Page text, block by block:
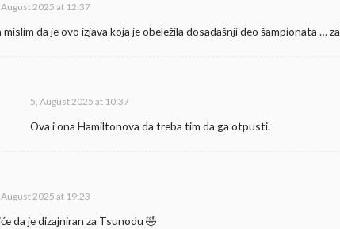
August 2025 at 12:37
mislim da je ovo izjava koja je obeležila dosadašnji deo šampionata …
5, August 2025 at 10:37
Ova i ona Hamiltonova da treba tim da ga otpusti.
2025 at 19:23
da je dizajniran za Tsunodu 🤣